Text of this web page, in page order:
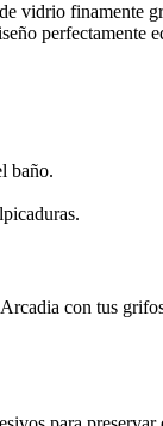
vidrio
perfectamente
baño.
con tus